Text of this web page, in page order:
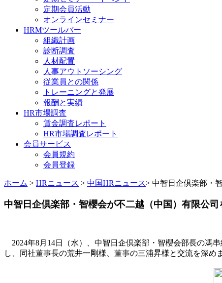
定期会員活動
オンラインセミナー
HRMツールバー
組織計画
診断調査
人材配置
人事アウトソーシング
従業員との関係
トレーニングと発展
報酬と実績
HR市場調査
賃金調査レポート
HR市場調査レポート
会員サービス
会員規約
会員登録
ホーム > HRニュース > 中国HRニュース> 中智日企倶楽部・
中智日企倶楽部・智櫻会が不二越（中国）有限公司
2024年8月14日（水）、中智日企倶楽部・智櫻会部長の馮
し、同社董事長の荒井一剛様、董事の三浦昇様と交流を深め